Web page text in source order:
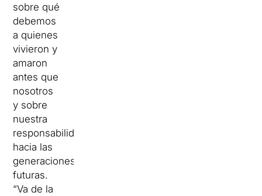
sobre qué
debemos
a quienes
vivieron y
amaron
antes que
nosotros
y sobre
nuestra
responsabilidad
hacia las
generaciones
futuras.
“Va de la